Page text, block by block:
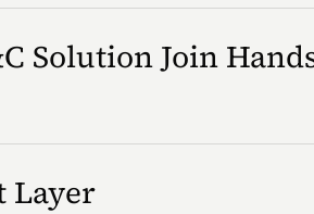
Solution Join
Layer